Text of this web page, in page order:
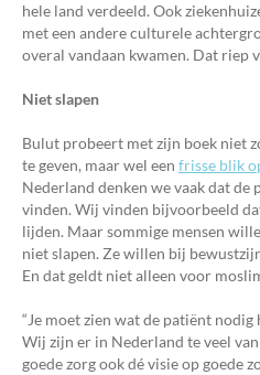
hele land verdeeld. Ook
met een andere culturele
overal vandaan kwamen. Dat riep
Niet slapen
Bulut probeert met zijn boek niet
te geven, maar wel een frisse blik
Nederland denken we vaak dat
vinden. Wij vinden bijvoorbeeld
lijden. Maar sommige mensen
niet slapen. Ze willen bij
En dat geldt niet alleen voor
“Je moet zien wat de patiënt
Wij zijn er in Nederland te veel
goede zorg ook dé visie op goede